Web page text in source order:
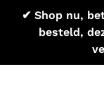
Meteen
inhoud
✔ Shop nu,
besteld,